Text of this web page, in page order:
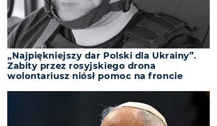
„Najpiękniejszy dar Polski dla Ukrainy”.
Zabity przez rosyjskiego drona
wolontariusz niósł pomoc na froncie